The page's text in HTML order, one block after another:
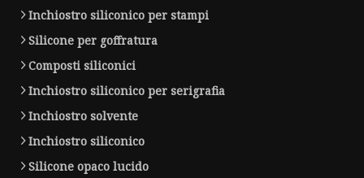
Inchiostro siliconico per stampi
Silicone per goffratura
Composti siliconici
Inchiostro siliconico per serigrafia
Inchiostro solvente
Inchiostro siliconico
Silicone opaco lucido